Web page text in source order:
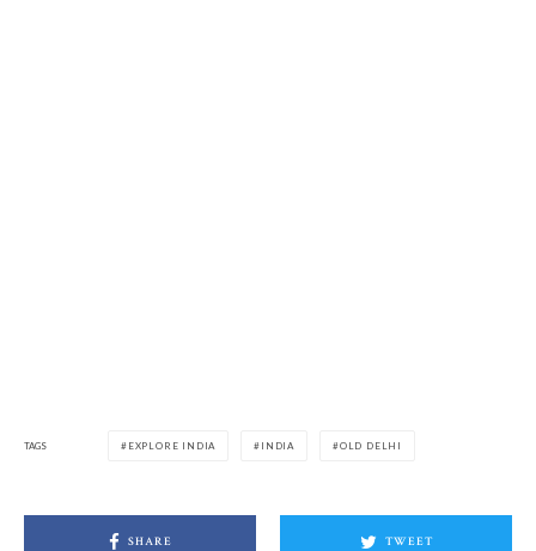
TAGS EXPLORE INDIA INDIA OLD DELHI
SHARE TWEET